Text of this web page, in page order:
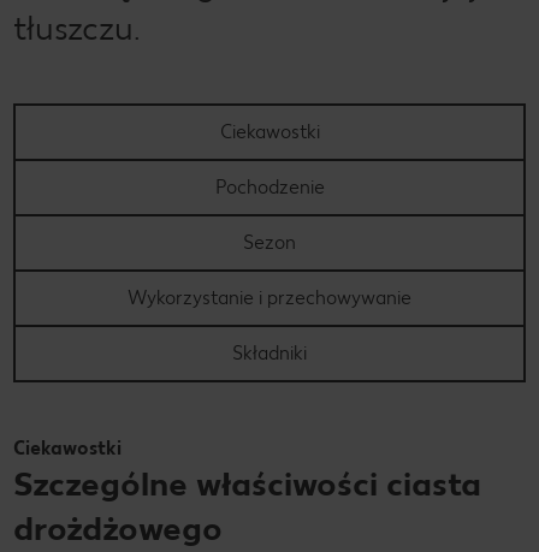
tłuszczu.
Ciekawostki
Pochodzenie
Sezon
Wykorzystanie i przechowywanie
Składniki
Ciekawostki
Szczególne właściwości ciasta
drożdżowego